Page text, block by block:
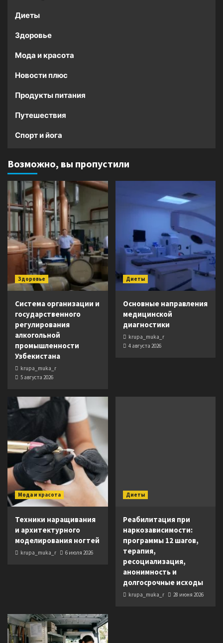
Диеты
Здоровье
Мода и красота
Новости плюс
Продукты питания
Путешествия
Спорт и йога
Возможно, вы пропустили
Здоровье
Система организации и
государственного
регулирования
алкогольной
промышленности
Узбекистана
krupa_muka_r
5 августа 2026
Диеты
Основные направления
медицинской
диагностики
krupa_muka_r
4 августа 2026
Мода и красота
Техники наращивания
и архитектурного
моделирования ногтей
krupa_muka_r 6 июля 2026
Диеты
Реабилитация при
наркозависимости:
программы 12 шагов,
терапия,
ресоциализация,
анонимность и
долгосрочные исходы
krupa_muka_r 28 июня 2026